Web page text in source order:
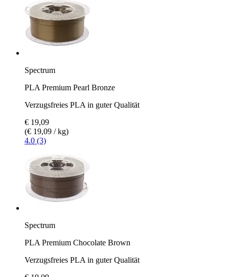
Spectrum
PLA Premium Pearl Bronze
Verzugsfreies PLA in guter Qualität
€ 19,09
(€ 19,09 / kg)
4.0 (3)
Spectrum
PLA Premium Chocolate Brown
Verzugsfreies PLA in guter Qualität